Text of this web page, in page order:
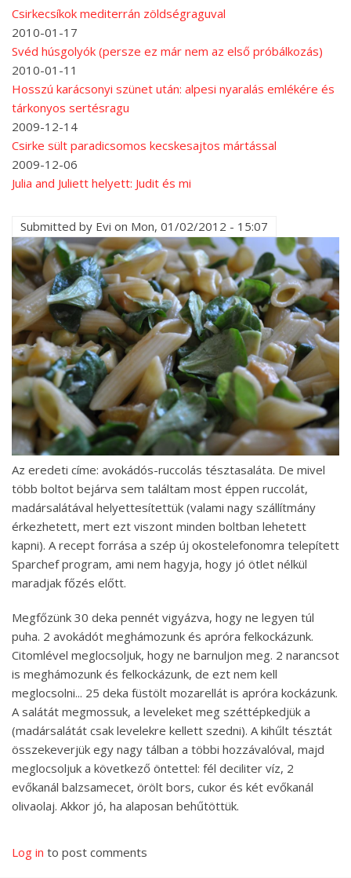
Csirkecsíkok mediterrán zöldségraguval
2010-01-17
Svéd húsgolyók (persze ez már nem az első próbálkozás)
2010-01-11
Hosszú karácsonyi szünet után: alpesi nyaralás emlékére és
tárkonyos sertésragu
2009-12-14
Csirke sült paradicsomos kecskesajtos mártással
2009-12-06
Julia and Juliett helyett: Judit és mi
Submitted by Evi on Mon, 01/02/2012 - 15:07
Az eredeti címe: avokádós-ruccolás tésztasaláta. De mivel
több boltot bejárva sem találtam most éppen ruccolát,
madársalátával helyettesítettük (valami nagy szállítmány
érkezhetett, mert ezt viszont minden boltban lehetett
kapni). A recept forrása a szép új okostelefonomra telepített
Sparchef program, ami nem hagyja, hogy jó ötlet nélkül
maradjak főzés előtt.
Megfőzünk 30 deka pennét vigyázva, hogy ne legyen túl
puha. 2 avokádót meghámozunk és apróra felkockázunk.
Citomlével meglocsoljuk, hogy ne barnuljon meg. 2 narancsot
is meghámozunk és felkockázunk, de ezt nem kell
meglocsolni... 25 deka füstölt mozarellát is apróra kockázunk.
A salátát megmossuk, a leveleket meg széttépkedjük a
(madársalátát csak levelekre kellett szedni). A kihűlt tésztát
összekeverjük egy nagy tálban a többi hozzávalóval, majd
meglocsoljuk a következő öntettel: fél deciliter víz, 2
evőkanál balzsamecet, örölt bors, cukor és két evőkanál
olivaolaj. Akkor jó, ha alaposan behűtöttük.
Log in to post comments